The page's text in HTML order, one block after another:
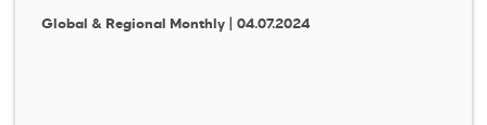
Global & Regional Monthly | 04.07.2024